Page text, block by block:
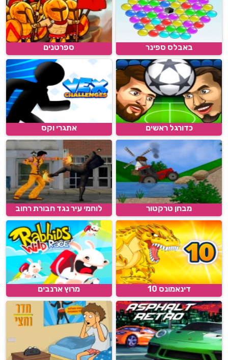
באבלס ספינר ספרטנים
כדורגל ראשים אתגרי וקס
מבחן טרקטור לוחמי עיר נגד חבורת רחוב
דינאמונס 10 מרוץ ארנבים